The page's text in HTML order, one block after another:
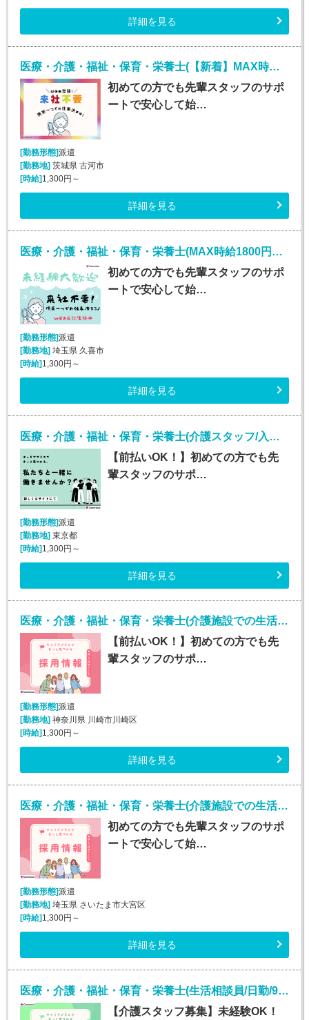
詳細を見る
医療・介護・福祉・保育・栄養士(【新着】MAX時給1800円！介護施設での生活介助)
初めての方でも先輩スタッフのサポ
ートで安心して始…
[勤務形態]派遣
[勤務地] 茨城県 古河市
[時給] 1,300円～
詳細を見る
医療・介護・福祉・保育・栄養士(MAX時給1800円！介護施設での生活介助)
初めての方でも先輩スタッフのサポ
ートで安心して始…
[勤務形態]派遣
[勤務地] 埼玉県 久喜市
[時給] 1,300円～
詳細を見る
医療・介護・福祉・保育・栄養士(介護スタッフ/入社日応相談/東京23区)
【前払いOK！】初めての方でも先
輩スタッフのサポ…
[勤務形態]派遣
[勤務地]東京都
[時給]1,300円～
詳細を見る
医療・介護・福祉・保育・栄養士(介護施設での生活介助(介護スタッフ)/川崎)
【前払いOK！】初めての方でも先
輩スタッフのサポ…
[勤務形態]派遣
[勤務地] 神奈川県 川崎市川崎区
[時給] 1,300円～
詳細を見る
医療・介護・福祉・保育・栄養士(介護施設での生活介助(介護スタッフ)/大宮)
初めての方でも先輩スタッフのサポ
ートで安心して始…
[勤務形態]派遣
[勤務地] 埼玉県 さいたま市大宮区
[時給] 1,300円～
詳細を見る
医療・介護・福祉・保育・栄養士(生活相談員/日勤/9:00～18:00)
【介護スタッフ募集】未経験OK！